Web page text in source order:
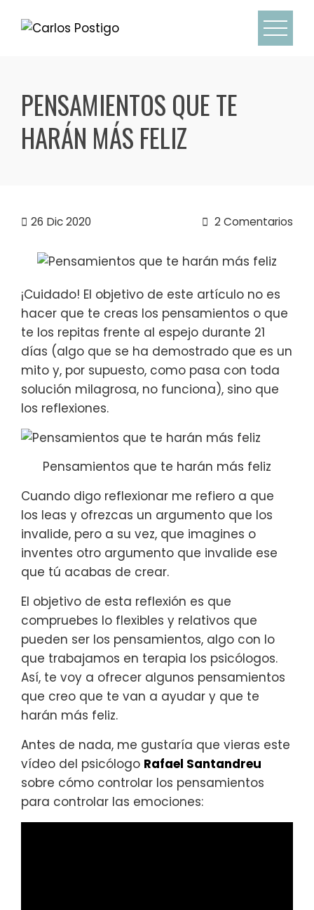
PENSAMIENTOS QUE TE
HARÁN MÁS FELIZ
26 Dic 2020 2 Comentarios
¡Cuidado! El objetivo de este artículo no es
hacer que te creas los pensamientos o que
te los repitas frente al espejo durante 21
días (algo que se ha demostrado que es un
mito y, por supuesto, como pasa con toda
solución milagrosa, no funciona), sino que
los reflexiones.
Pensamientos que te harán más feliz
Cuando digo reflexionar me refiero a que
los leas y ofrezcas un argumento que los
invalide, pero a su vez, que imagines o
inventes otro argumento que invalide ese
que tú acabas de crear.
El objetivo de esta reflexión es que
compruebes lo flexibles y relativos que
pueden ser los pensamientos, algo con lo
que trabajamos en terapia los psicólogos.
Así, te voy a ofrecer algunos pensamientos
que creo que te van a ayudar y que te
harán más feliz.
Antes de nada, me gustaría que vieras este
vídeo del psicólogo Rafael Santandreu
sobre cómo controlar los pensamientos
para controlar las emociones: